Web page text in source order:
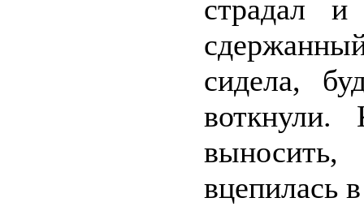
страдал
сидела,
воткнули.
выносить,
вцепилась